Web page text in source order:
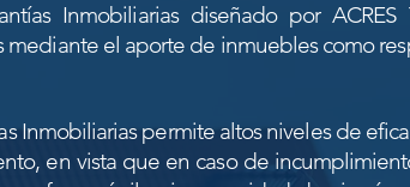
Inmobiliarias diseñado por
el aporte de inmuebles como
Inmobiliarias permite altos niveles de
en vista que en caso de